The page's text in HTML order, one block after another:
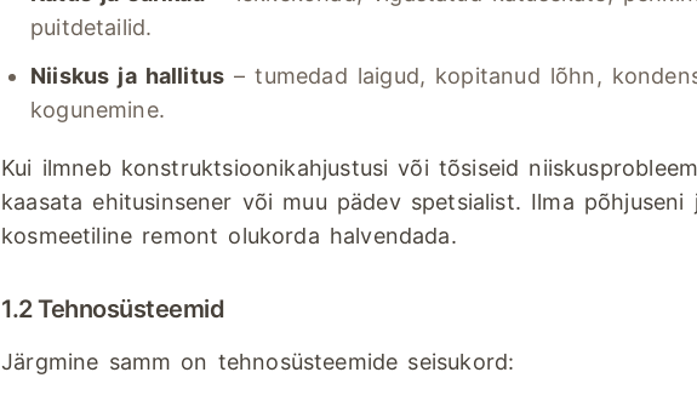
puitdetailid.
Niiskus ja hallitus – tumedad laigud, kopitanud lõhn,
kogunemine.
Kui ilmneb konstruktsioonikahjustusi või tõsiseid
kaasata ehitusinsener või muu pädev spetsialist. Ilma põhjuseni
kosmeetiline remont olukorda halvendada.
1.2 Tehnosüsteemid
Järgmine samm on tehnosüsteemide seisukord: